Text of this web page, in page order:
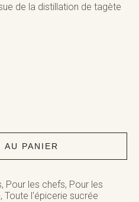
de la distillation de tagète
AU PANIER
, Pour les chefs, Pour les
, Toute l'épicerie sucrée